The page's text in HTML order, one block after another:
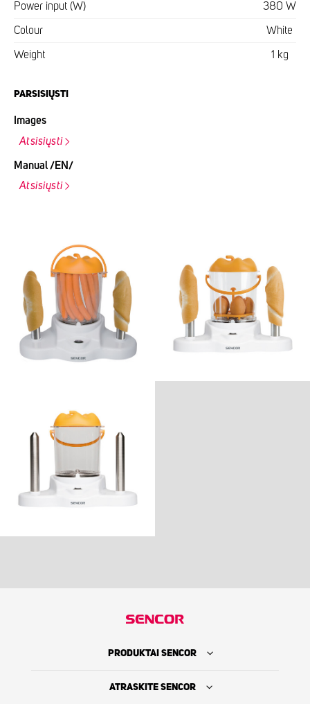
Power input (W) 380 W
Colour White
Weight 1 kg
PARSISIŲSTI
Images
Atsisiųsti
Manual /EN/
Atsisiųsti
PRODUKTAI SENCOR
ATRASKITE SENCOR